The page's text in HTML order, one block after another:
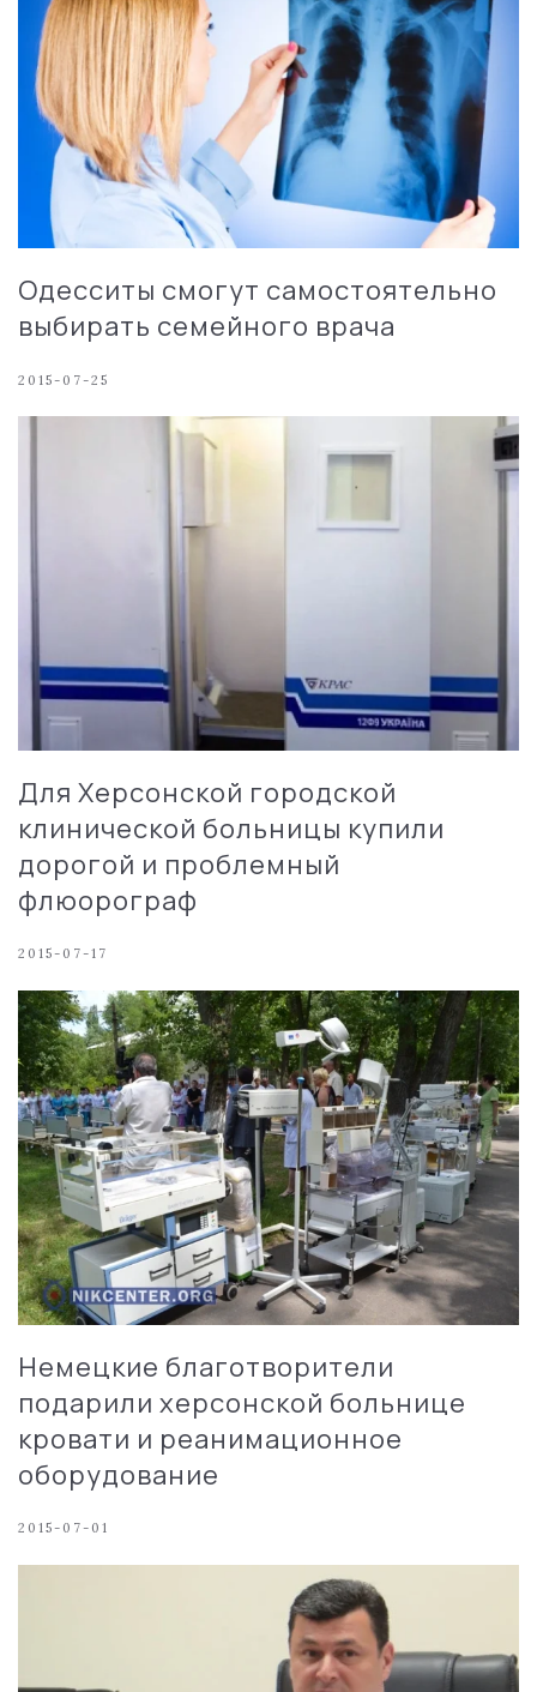
Одесситы смогут самостоятельно
выбирать семейного врача
2015-07-25
Для Херсонской городской
клинической больницы купили
дорогой и проблемный
флюорограф
2015-07-17
Немецкие благотворители
подарили херсонской больнице
кровати и реанимационное
оборудование
2015-07-01